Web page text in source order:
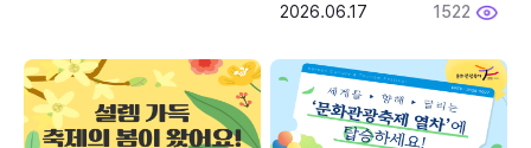
2026.06.17 1522